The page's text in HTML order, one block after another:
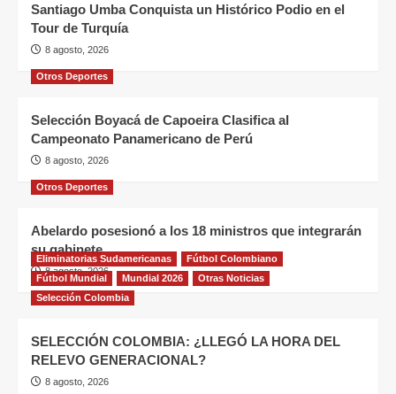
Santiago Umba Conquista un Histórico Podio en el
Tour de Turquía
8 agosto, 2026
Otros Deportes
Selección Boyacá de Capoeira Clasifica al
Campeonato Panamericano de Perú
8 agosto, 2026
Otros Deportes
Abelardo posesionó a los 18 ministros que integrarán
su gabinete
8 agosto, 2026
Eliminatorias Sudamericanas
Fútbol Colombiano
Fútbol Mundial
Mundial 2026
Otras Noticias
Selección Colombia
SELECCIÓN COLOMBIA: ¿LLEGÓ LA HORA DEL
RELEVO GENERACIONAL?
8 agosto, 2026